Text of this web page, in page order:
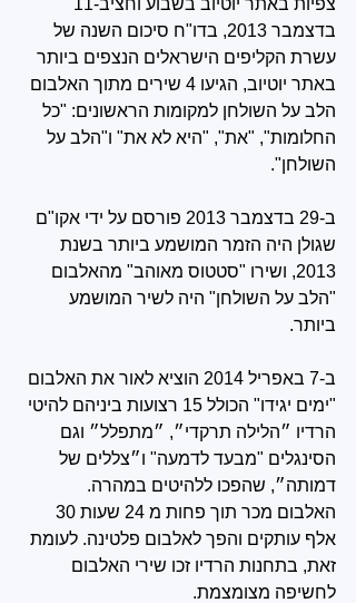
בדצמבר 2013, בדו"ח סיכום השנה של
עשרת הקליפים הישראלים הנצפים ביותר
באתר יוטיוב, הגיעו 4 שירים מתוך האלבום
הלב על השולחן למקומות הראשונים: "כל
החלומות", "את", "היא לא את" ו"הלב על
השולחן".
ב-29 בדצמבר 2013 פורסם על ידי אקו"ם
שגולן היה הזמר המושמע ביותר בשנת
2013, ושירו "סטטוס מאוהב" מהאלבום
"הלב על השולחן" היה לשיר המושמע
ביותר‏.
ב-7 באפריל 2014 הוציא לאור את האלבום
"ימים יגידו" הכולל 15 רצועות ביניהם להיטי
הרדיו ״הלילה תרקדי״, ״מתפלל״ וגם
הסינגלים "מבעד לדמעה" ו״צללים של
דמותה״, שהפכו ללהיטים במהרה.
אלף עותקים והפך לאלבום פלטינה. לעומת
זאת, בתחנות הרדיו זכו שירי האלבום
לחשיפה מצומצמת.